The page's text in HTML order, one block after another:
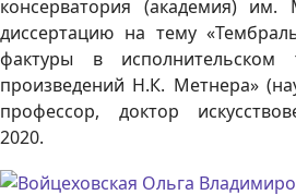
консерватория (академия)
диссертацию на тему
фактуры в исполнительском
произведений Н.К. Метнера»
профессор, доктор
2020.